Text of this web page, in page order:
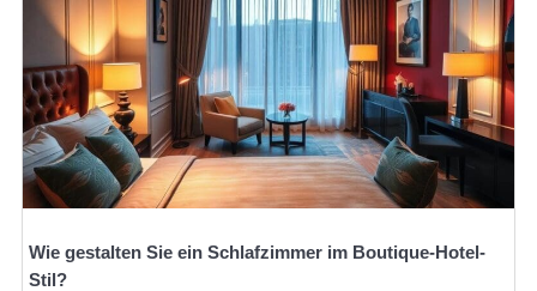
Wie gestalten Sie ein Schlafzimmer im Boutique-Hotel-
Stil?